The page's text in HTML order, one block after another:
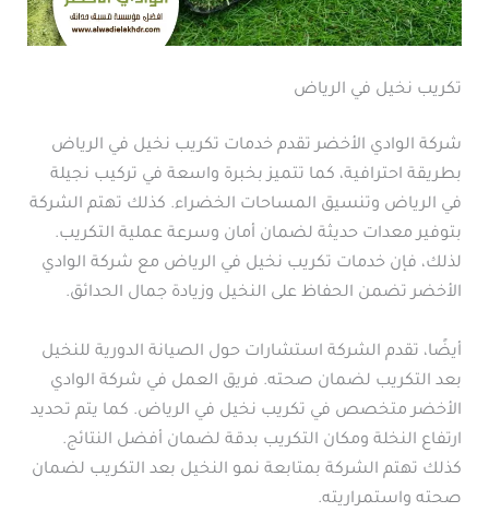
تكريب نخيل في الرياض
شركة الوادي الأخضر تقدم خدمات تكريب نخيل في الرياض
بطريقة احترافية، كما تتميز بخبرة واسعة في تركيب نجيلة
في الرياض وتنسيق المساحات الخضراء. كذلك تهتم الشركة
بتوفير معدات حديثة لضمان أمان وسرعة عملية التكريب.
لذلك، فإن خدمات تكريب نخيل في الرياض مع شركة الوادي
الأخضر تضمن الحفاظ على النخيل وزيادة جمال الحدائق.
أيضًا، تقدم الشركة استشارات حول الصيانة الدورية للنخيل
بعد التكريب لضمان صحته. فريق العمل في شركة الوادي
الأخضر متخصص في تكريب نخيل في الرياض. كما يتم تحديد
ارتفاع النخلة ومكان التكريب بدقة لضمان أفضل النتائج.
كذلك تهتم الشركة بمتابعة نمو النخيل بعد التكريب لضمان
صحته واستمراريته.